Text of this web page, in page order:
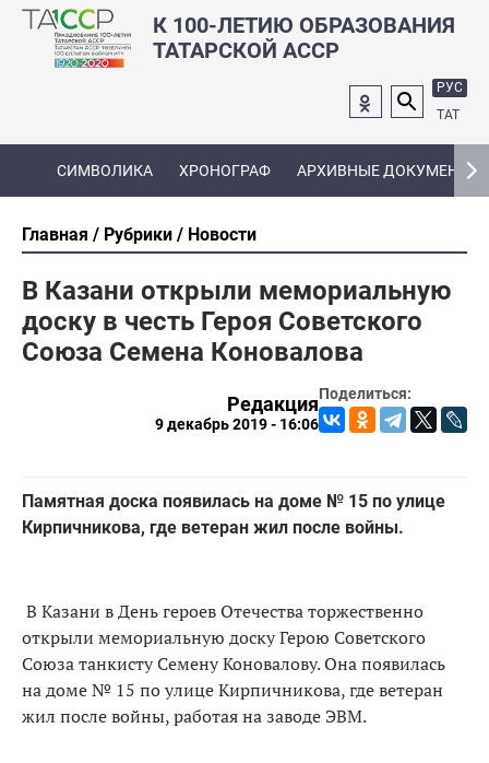
К 100-ЛЕТИЮ ОБРАЗОВАНИЯ
ТАТАРСКОЙ АССР
РУС
ТАТ
СИМВОЛИКА ХРОНОГРАФ АРХИВНЫЕ ДОКУМЕНТЫ
Главная Рубрики Новости
В Казани открыли мемориальную
доску в честь Героя Советского
Союза Семена Коновалова
Поделиться:
Редакция
9 декабрь 2019 - 16:06
Памятная доска появилась на доме № 15 по улице
Кирпичникова, где ветеран жил после войны.
В Казани в День героев Отечества торжественно
открыли мемориальную доску Герою Советского
Союза танкисту Семену Коновалову. Она появилась
на доме № 15 по улице Кирпичникова, где ветеран
жил после войны, работая на заводе ЭВМ.